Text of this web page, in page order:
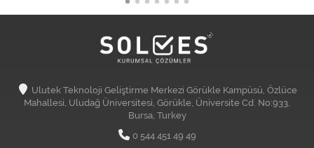
Ulutek Teknoloji Geliştirme Merkezi Görükle Kampüsü, Özlüce
Mahallesi, Uludağ Üniversitesi, Görükle, Üniversite Cd. No:933,
Bursa, Turkey
0 544 451 49 49